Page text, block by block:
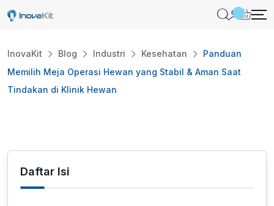
Skip
InovaKit Blog Industri Kesehatan
Panduan
Memilih Meja Operasi Hewan yang Stabil & Aman Saat
Tindakan di Klinik Hewan
Daftar Isi